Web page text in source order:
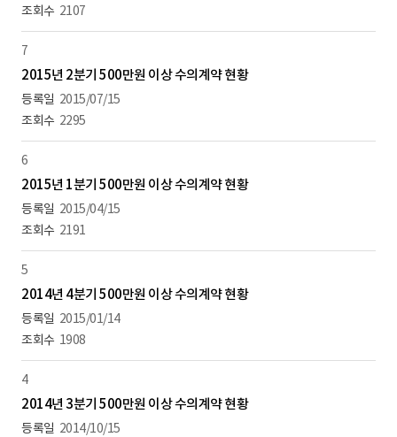
2107
7
2015년 2분기 500만원 이상 수의계약 현황
2015/07/15
2295
6
2015년 1분기 500만원 이상 수의계약 현황
2015/04/15
2191
5
2014년 4분기 500만원 이상 수의계약 현황
2015/01/14
1908
4
2014년 3분기 500만원 이상 수의계약 현황
2014/10/15